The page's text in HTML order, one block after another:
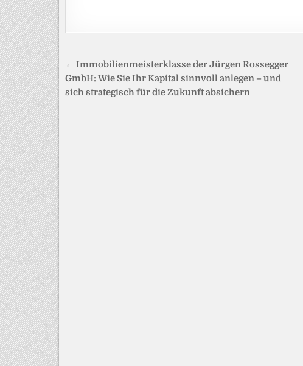
Beitragsnavigation
← Immobilienmeisterklasse der Jürgen Rossegger
GmbH: Wie Sie Ihr Kapital sinnvoll anlegen – und
sich strategisch für die Zukunft absichern